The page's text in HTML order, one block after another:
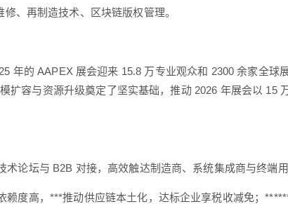
、再制造技术、区块链版权管理。
年的 AAPEX 展会迎来 15.8 万专业观众和 2300 余家全球
扩容与资源升级奠定了坚实基础，推动 2026 年展会以 15
论坛与 B2B 对接，高效触达制造商、系统集成商与终端用
赖度高，***推动供应链本土化，达标企业享税收减免；